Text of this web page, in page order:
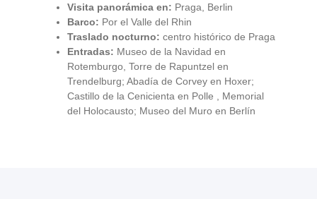
Visita panorámica en: Praga, Berlin
Barco: Por el Valle del Rhin
Traslado nocturno: centro histórico de Praga
Entradas: Museo de la Navidad en
Rotemburgo, Torre de Rapuntzel en
Trendelburg; Abadía de Corvey en Hoxer;
Castillo de la Cenicienta en Polle , Memorial
del Holocausto; Museo del Muro en Berlín